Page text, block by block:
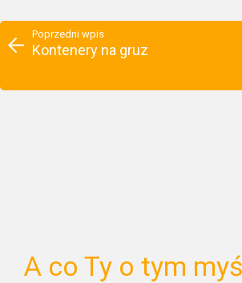
Poprzedni wpis
Kontenery na gruz
A co Ty o tym